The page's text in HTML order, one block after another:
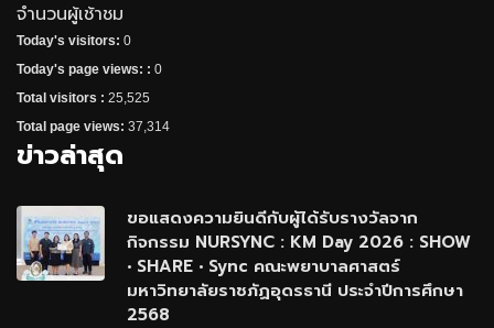
จำนวนผู้เช้าชม
Today's visitors: 0
Today's page views: : 0
Total visitors : 25,525
Total page views: 37,314
ข่าวล่าสุด
ขอแสดงความยินดีกับผู้ได้รับรางวัลจาก
กิจกรรม NURSYNC : KM Day 2026 : SHOW
• SHARE • Sync คณะพยาบาลศาสตร์
มหาวิทยาลัยราชภัฏอุดรธานี ประจำปีการศึกษา
2568